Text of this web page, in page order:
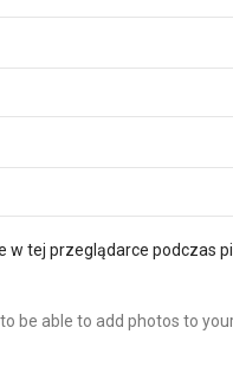
w tej przeglądarce podczas
be able to add photos to